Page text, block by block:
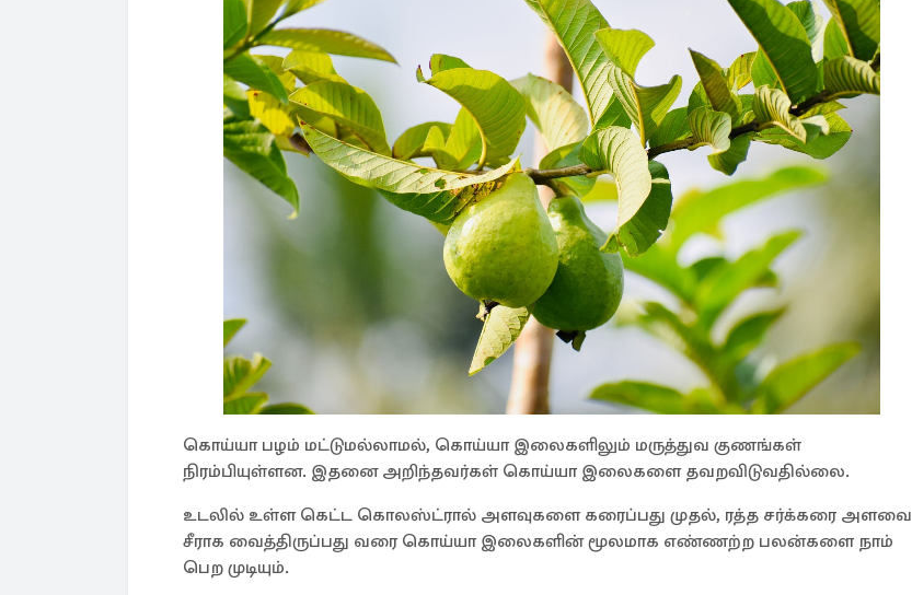
கொய்யா பழம் மட்டுமல்லாமல், கொய்யா இலைகளிலும் மருத்துவ குணங்கள்
நிரம்பியுள்ளன. இதனை அறிந்தவர்கள் கொய்யா இலைகளை தவறவிடுவதில்லை.
உடலில் உள்ள கெட்ட கொலஸ்ட்ரால் அளவுகளை கரைப்பது முதல், ரத்த சர்க்கரை அளவை
சீராக வைத்திருப்பது வரை கொய்யா இலைகளின் மூலமாக எண்ணற்ற பலன்களை நாம்
பெற முடியும்.